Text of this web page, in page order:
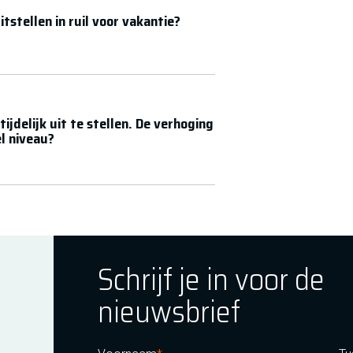
in ruil voor vakantie?
uit te stellen. De verhoging
niveau?
Youtube
Schrijf je in voor de
nieuwsbrief